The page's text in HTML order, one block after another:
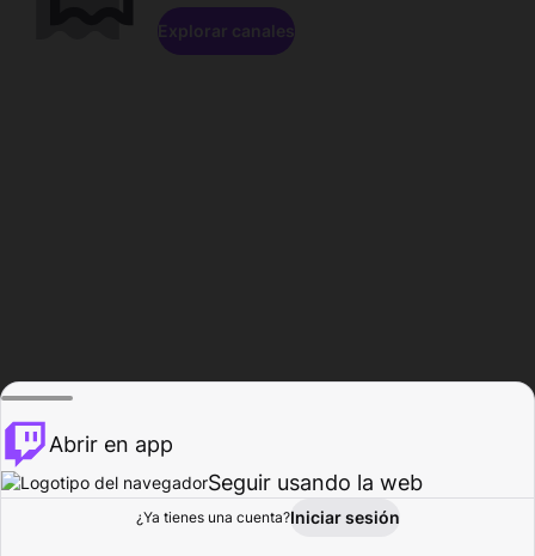
Explorar Actividad
Explorar canales
Abrir en app
Seguir usando la web
¿Ya tienes una cuenta?Iniciar sesión